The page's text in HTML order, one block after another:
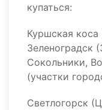
купаться:
Куршская коса
Зеленоградск
Сокольники,
(участки
Светлогорск